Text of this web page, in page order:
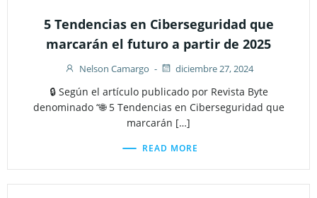
5 Tendencias en Ciberseguridad que
marcarán el futuro a partir de 2025
Nelson Camargo - diciembre 27, 2024
🔒 Según el artículo publicado por Revista Byte
denominado “🌐 5 Tendencias en Ciberseguridad que
marcarán […]
READ MORE